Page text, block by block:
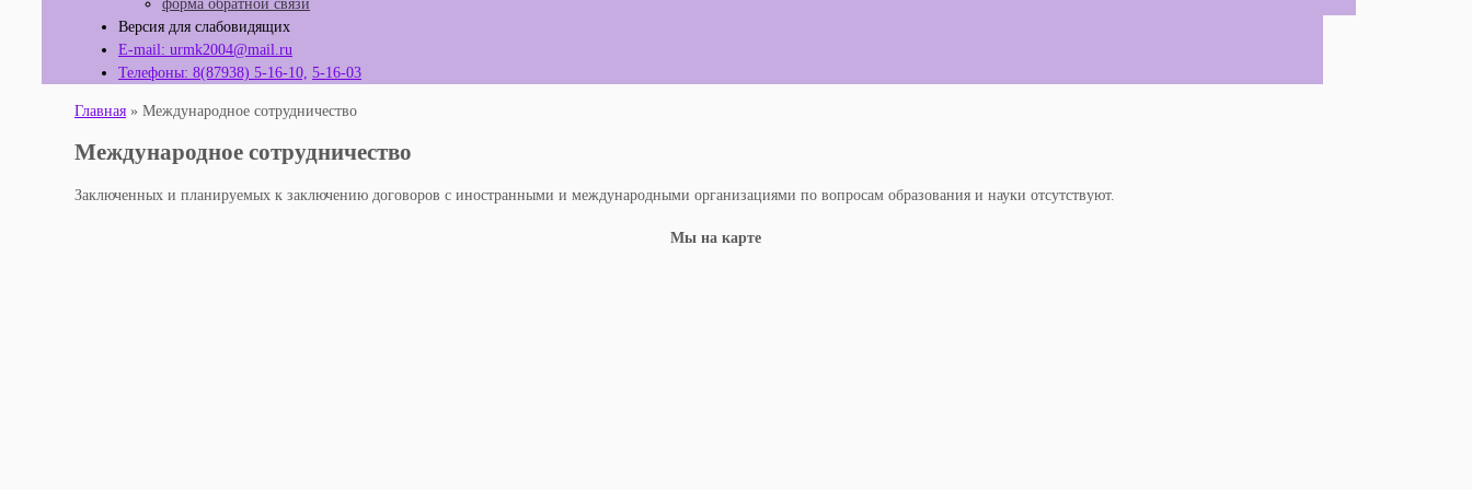
Версия для слабовидящих
E-mail: urmk2004@mail.ru
Телефоны: 8(87938) 5-16-10, 5-16-03
Главная » Международное сотрудничество
Международное сотрудничество
Заключенных и планируемых к заключению договоров с иностранными и международными организациями по вопросам образования и науки отсутствуют.
Мы на карте